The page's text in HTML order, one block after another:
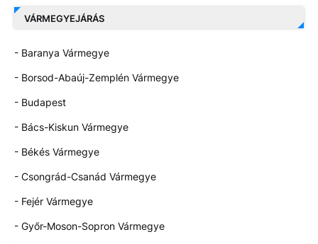
VÁRMEGYEJÁRÁS
- Baranya Vármegye
- Borsod-Abaúj-Zemplén Vármegye
- Budapest
- Bács-Kiskun Vármegye
- Békés Vármegye
- Csongrád-Csanád Vármegye
- Fejér Vármegye
- Győr-Moson-Sopron Vármegye